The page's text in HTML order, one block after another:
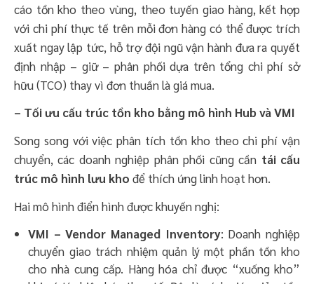
cáo tồn kho theo vùng, theo tuyến giao hàng, kết hợp
với chi phí thực tế trên mỗi đơn hàng có thể được trích
xuất ngay lập tức, hỗ trợ đội ngũ vận hành đưa ra quyết
định nhập – giữ – phân phối dựa trên tổng chi phí sở
hữu (TCO) thay vì đơn thuần là giá mua.
– Tối ưu cấu trúc tồn kho bằng mô hình Hub và VMI
Song song với việc phân tích tồn kho theo chi phí vận
chuyển, các doanh nghiệp phân phối cũng cần tái cấu
trúc mô hình lưu kho để thích ứng linh hoạt hơn.
Hai mô hình điển hình được khuyến nghị:
VMI – Vendor Managed Inventory: Doanh nghiệp
chuyển giao trách nhiệm quản lý một phần tồn kho
cho nhà cung cấp. Hàng hóa chỉ được “xuống kho”